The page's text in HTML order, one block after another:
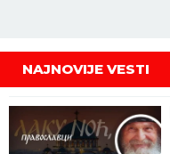
NAJNOVIJE VESTI